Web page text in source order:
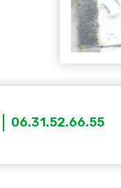
06.31.52.66.55